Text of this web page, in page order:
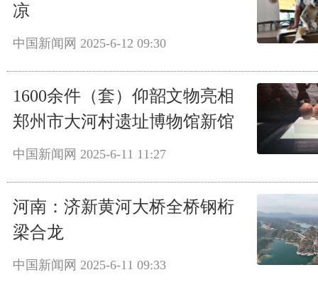
凉
中国新闻网 2025-6-12 09:30
1600余件（套）仰韶文物亮相
郑州市大河村遗址博物馆新馆
中国新闻网 2025-6-11 11:27
河南：济新黄河大桥全桥钢桁
梁合龙
中国新闻网 2025-6-11 09:33